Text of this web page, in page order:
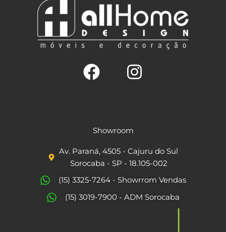
c
e
b
o
o
t
a
g
r
Showroom
Av. Paraná, 4505 - Cajuru do Sul
Sorocaba - SP - 18.105-002
(15) 3325-7264 - Showrrom Vendas
(15) 3019-7900 - ADM Sorocaba